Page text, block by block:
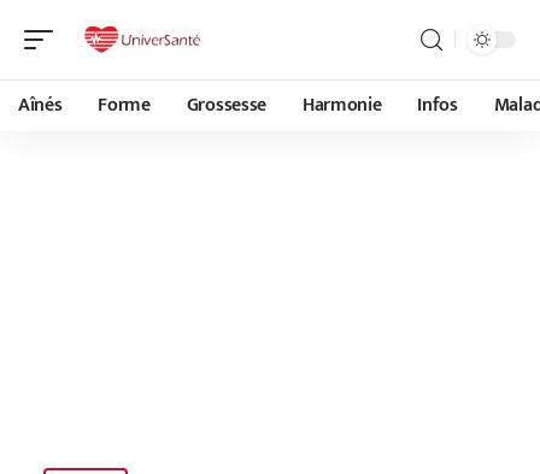
Aînés Forme Grossesse Harmonie Infos